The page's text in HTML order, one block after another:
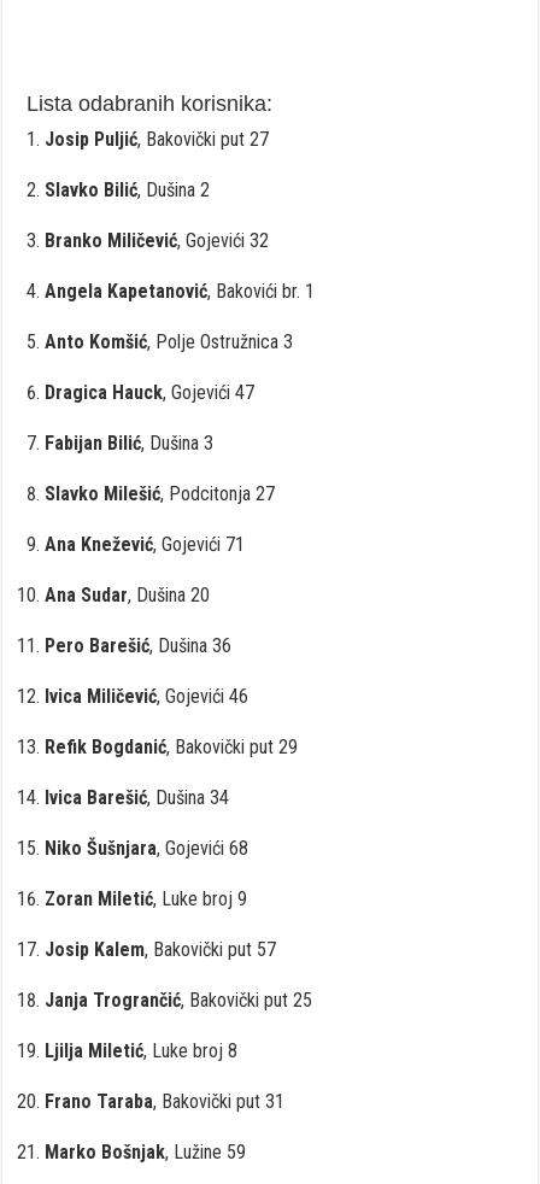
Lista odabranih korisnika:
Josip Puljić, Bakovički put 27
Slavko Bilić, Dušina 2
Branko Miličević, Gojevići 32
Angela Kapetanović, Bakovići br. 1
Anto Komšić, Polje Ostružnica 3
Dragica Hauck, Gojevići 47
Fabijan Bilić, Dušina 3
Slavko Milešić, Podcitonja 27
Ana Knežević, Gojevići 71
Ana Sudar, Dušina 20
Pero Barešić, Dušina 36
Ivica Miličević, Gojevići 46
Refik Bogdanić, Bakovički put 29
Ivica Barešić, Dušina 34
Niko Šušnjara, Gojevići 68
Zoran Miletić, Luke broj 9
Josip Kalem, Bakovički put 57
Janja Trogrančić, Bakovički put 25
Ljilja Miletić, Luke broj 8
Frano Taraba, Bakovički put 31
Marko Bošnjak, Lužine 59